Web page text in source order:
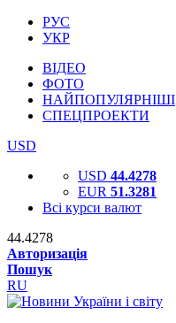
РУС
УКР
ВІДЕО
ФОТО
НАЙПОПУЛЯРНІШІ
СПЕЦПРОЕКТИ
USD
USD 44.4278
EUR 51.3281
Всі курси валют
44.4278
Авторизація
Пошук
RU